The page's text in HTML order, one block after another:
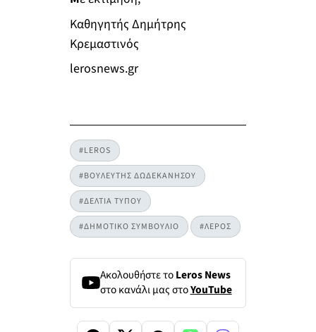
Καθηγητής Δημήτρης
Κρεμαστινός
lerosnews.gr
#LEROS
#ΒΟΥΛΕΥΤΗΣ ΔΩΔΕΚΑΝΗΣΟΥ
#ΔΕΛΤΙΑ ΤΥΠΟΥ
#ΔΗΜΟΤΙΚΟ ΣΥΜΒΟΥΛΙΟ #ΛΕΡΟΣ
Ακολουθήστε τοLeros News
στο κανάλι μας στοYouTube